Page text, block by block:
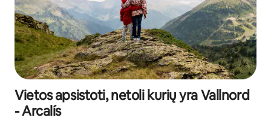
Vietos apsistoti, netoli kurių yra Vallnord
- Arcalís